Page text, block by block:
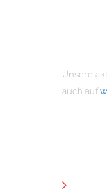
Unsere
auch auf